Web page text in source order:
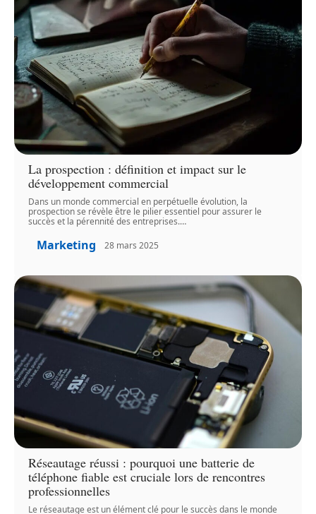
La prospection : définition et impact sur le
développement commercial
Dans un monde commercial en perpétuelle évolution, la
prospection se révèle être le pilier essentiel pour assurer le
succès et la pérennité des entreprises.…
Marketing 28 mars 2025
Réseautage réussi : pourquoi une batterie de
téléphone fiable est cruciale lors de rencontres
professionnelles
Le réseautage est un élément clé pour le succès dans le monde